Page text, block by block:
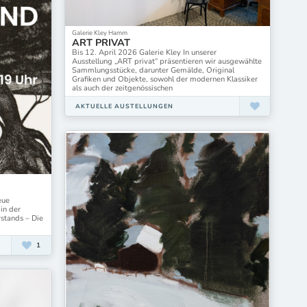
galerie weisser elefant
ifa-Galerie
mianki.Gallery
walter storms galerie Berlin
der
– Die
1
Galerie Kley Hamm
ART PRIVAT
Bis 12. April 2026 Galerie Kley In unserer
Ausstellung „ART privat“ präsentieren wir ausgewählte
Sammlungsstücke, darunter Gemälde, Original
Grafiken und Objekte, sowohl der modernen Klassiker
als auch der zeitgenössischen
AKTUELLE AUSTELLUNGEN